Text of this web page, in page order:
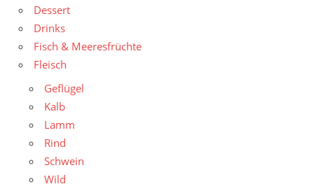
Dessert
Drinks
Fisch & Meeresfrüchte
Fleisch
Geflügel
Kalb
Lamm
Rind
Schwein
Wild